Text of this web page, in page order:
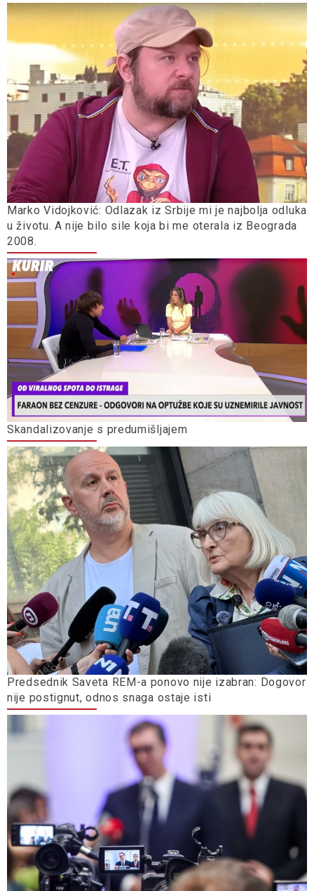
Marko Vidojković: Odlazak iz Srbije mi je najbolja odluka
u životu. A nije bilo sile koja bi me oterala iz Beograda
2008.
Skandalizovanje s predumišljajem
Predsednik Saveta REM-a ponovo nije izabran: Dogovor
nije postignut, odnos snaga ostaje isti